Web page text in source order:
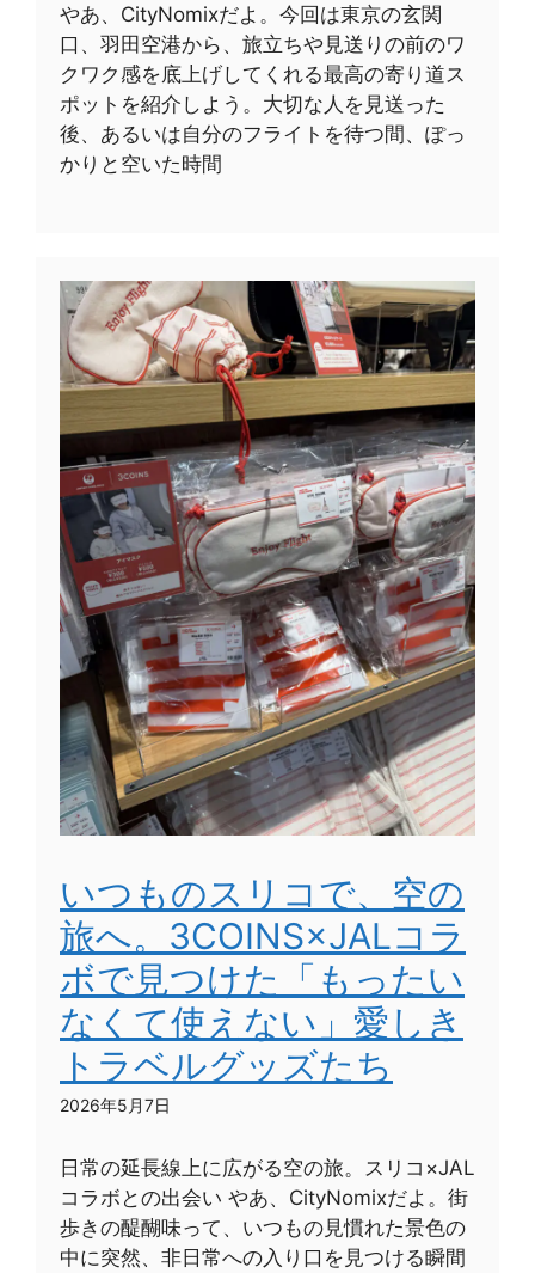
やあ、CityNomixだよ。今回は東京の玄関
口、羽田空港から、旅立ちや見送りの前のワ
クワク感を底上げしてくれる最高の寄り道ス
ポットを紹介しよう。大切な人を見送った
後、あるいは自分のフライトを待つ間、ぽっ
かりと空いた時間
いつものスリコで、空の
旅へ。3COINS×JALコラ
ボで見つけた「もったい
なくて使えない」愛しき
トラベルグッズたち
2026年5月7日
日常の延長線上に広がる空の旅。スリコ×JAL
コラボとの出会い やあ、CityNomixだよ。街
歩きの醍醐味って、いつもの見慣れた景色の
中に突然、非日常への入り口を見つける瞬間